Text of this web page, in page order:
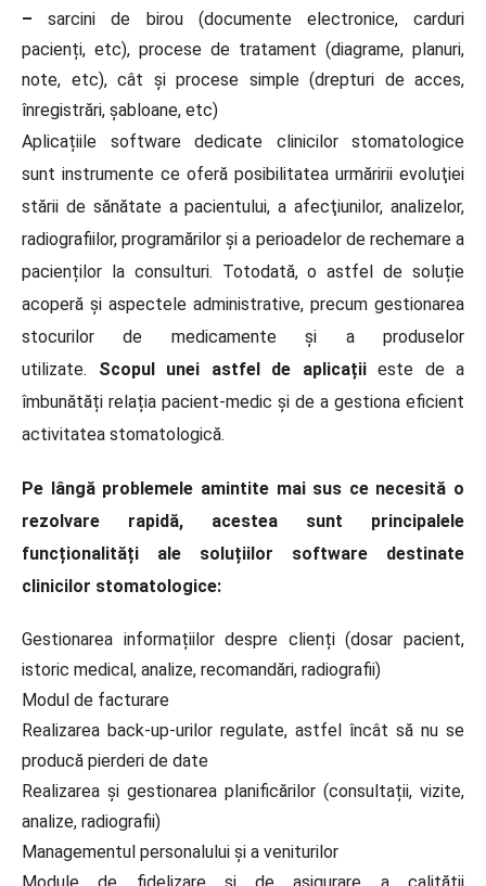
–sarcini de birou (documente electronice, carduri
pacienți, etc), procese de tratament (diagrame, planuri,
note, etc), cât și procese simple (drepturi de acces,
înregistrări, șabloane, etc)
Aplicațiile software dedicate clinicilor stomatologice
sunt instrumente ce oferă posibilitatea urmăririi evoluţiei
stării de sănătate a pacientului, a afecţiunilor, analizelor,
radiografiilor, programărilor şi a perioadelor de rechemare a
pacienților la consulturi. Totodată, o astfel de soluție
acoperă și aspectele administrative, precum gestionarea
stocurilor de medicamente și a produselor
utilizate. Scopul unei astfel de aplicațiieste de a
îmbunătăți relația pacient-medic și de a gestiona eficient
activitatea stomatologică.
Pe lângă problemele amintite mai sus ce necesită o
rezolvare rapidă, acestea sunt principalele
funcționalități ale soluțiilor software destinate
clinicilor stomatologice:
Gestionarea informațiilor despre clienți (dosar pacient,
istoric medical, analize, recomandări, radiografii)
Modul de facturare
Realizarea back-up-urilor regulate, astfel încât să nu se
producă pierderi de date
Realizarea și gestionarea planificărilor (consultații, vizite,
analize, radiografii)
Managementul personalului și a veniturilor